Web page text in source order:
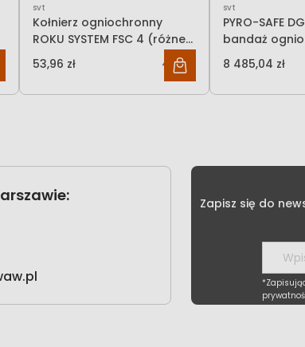
svt
Kołnierz ogniochronny
ROKU SYSTEM FSC 4 (różne
średnice)
53,96 zł 43,87 zł
svt
PYRO-SAFE
bandaż
kabli i tras
8 485,04 zł
Zapisz się do